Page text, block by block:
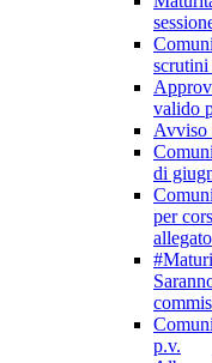
scrutini
valido
Avviso
di
per
allegato
p.v.